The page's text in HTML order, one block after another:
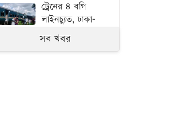
ট্রেনের ৪ বগি
লাইনচ্যুত, ঢাকা-
ময়মনসিংহ রুট বন্ধ
সব খবর